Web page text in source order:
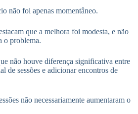
não foi apenas momentâneo.
que a melhora foi modesta, e não
o problema.
não houve diferença significativa entre
de sessões e adicionar encontros de
não necessariamente aumentaram o